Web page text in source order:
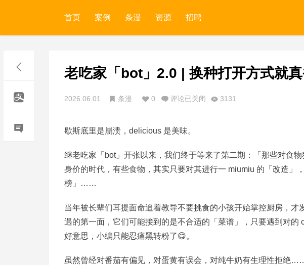
首页 案例 条漫 资源 招聘
老吃家「bot」2.0 | 换种打开方式就
2026.06.01 条漫 0 评论已关闭 3131
歇斯底里是崩溃，delicious 是美味。
继老吃家「bot」开张以来，我们终于等来了第二期：「那些对食
身价的时代，有些食物，其实只要对其进行一 miumiu 的「改造」
榜」……
当年被长辈们耳提面命追着教导不要挑食的小孩开始掌控厨房，
遇的第一面，它们可能接到的是不合适的「菜谱」，只要遇到对
好意思，小编只能忍痛黑转粉了😋。
虽然曾经对番茄有偏见，对蛋黄有误会，对纯牛奶有生理性拒绝